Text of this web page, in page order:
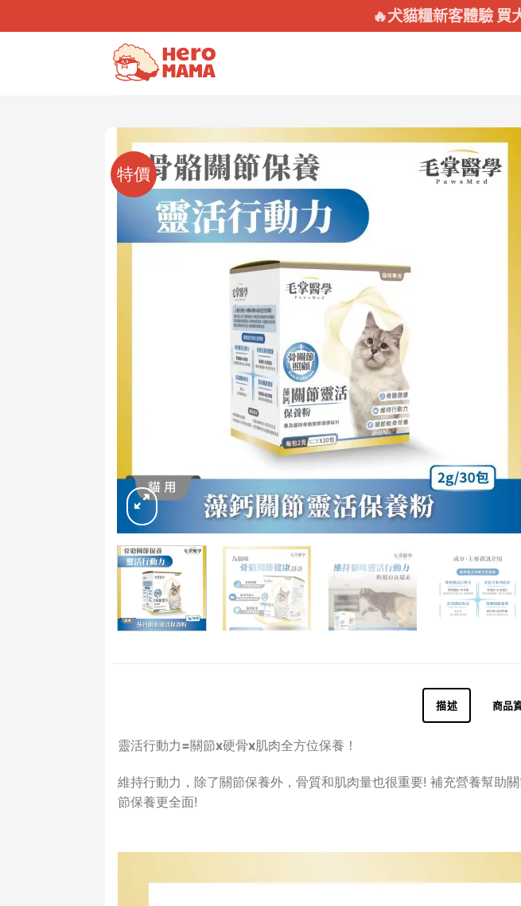
to
🔥犬貓糧新客體驗 買
特價
描述 商品
靈活行動力=關節x硬骨x肌肉全方位保養！
維持行動力，除了關節保養外，骨質和肌肉量也很重要! 補充營養幫助
節保養更全面!